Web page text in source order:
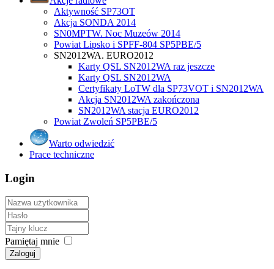
Aktywność SP73OT
Akcja SONDA 2014
SN0MPTW. Noc Muzeów 2014
Powiat Lipsko i SPFF-804 SP5PBE/5
SN2012WA. EURO2012
Karty QSL SN2012WA raz jeszcze
Karty QSL SN2012WA
Certyfikaty LoTW dla SP73VOT i SN2012WA
Akcja SN2012WA zakończona
SN2012WA stacja EURO2012
Powiat Zwoleń SP5PBE/5
Warto odwiedzić
Prace techniczne
Login
Pamiętaj mnie
Zaloguj